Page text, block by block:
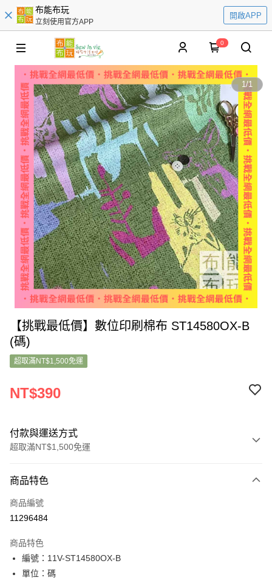
布能布玩
立刻使用官方APP
開啟APP
0
1/1
【挑戰最低價】數位印刷棉布 ST14580OX-B
(碼)
超取滿NT$1,500免運
NT$390
付款與運送方式
超取滿NT$1,500免運
信用卡一次付款
超商取貨付款
Apple Pay
街口支付
商品特色
商品編號
11296484
商品特色
編號：11V-ST14580OX-B
單位：碼